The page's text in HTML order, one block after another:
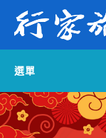
選單
國內外訂房